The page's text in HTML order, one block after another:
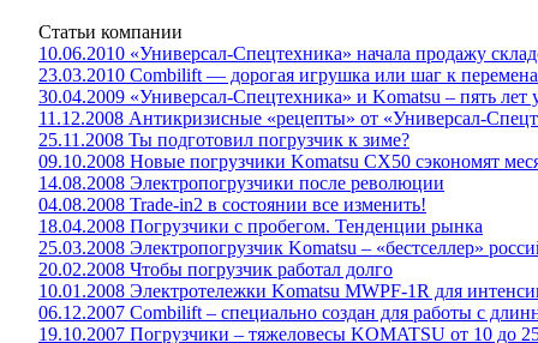
Статьи компании
10.06.2010 «Универсал-Спецтехника» начала продажу
23.03.2010 Combilift — дорогая игрушка или шаг к
30.04.2009 «Универсал-Спецтехника» и Komatsu – пять
11.12.2008 Антикризисные «рецепты» от «Универсал-
25.11.2008 Ты подготовил погрузчик к зиме?
09.10.2008 Новые погрузчики Komatsu CX50 сэкономят
14.08.2008 Электропогрузчики после революции
04.08.2008 Trade-in2 в состоянии все изменить!
18.04.2008 Погрузчики с пробегом. Тенденции рынка
25.03.2008 Электропогрузчик Komatsu – «бестселлер»
20.02.2008 Чтобы погрузчик работал долго
10.01.2008 Электротележки Komatsu MWPF-1R для
06.12.2007 Combilift – специально создан для работы с
19.10.2007 Погрузчики – тяжеловесы KOMATSU от 10 до